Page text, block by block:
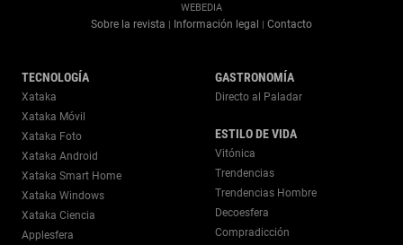
WEBEDIA
Sobre la revista | Información legal | Contacto
TECNOLOGÍA
Xataka
Xataka Móvil
Xataka Foto
Xataka Android
Xataka Smart Home
Xataka Windows
Xataka Ciencia
Applesfera
GASTRONOMÍA
Directo al Paladar
ESTILO DE VIDA
Vitónica
Trendencias
Trendencias Hombre
Decoesfera
Compradicción